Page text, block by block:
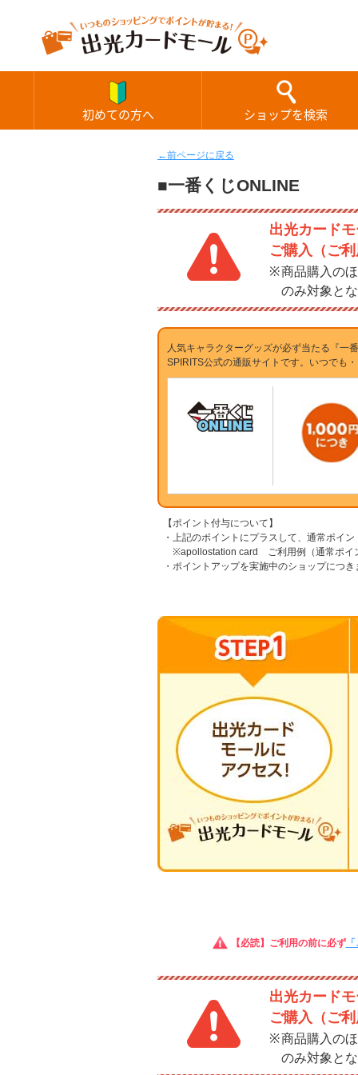
初めての方へ ショップを検索
←前ページに戻る
■一番くじONLINE
出光カード
ご購入（ご
商品購入の
のみ対象と
人気キャラクターグッズが必ず当たる『一
SPIRITS公式の通販サイトです。いつでも
【ポイント付与について】
・上記のポイントにプラスして、通常ポイ
※apollostation card ご利用例（通常ポイ
・ポイントアップを実施中のショップにつ
【必読】ご利用の前に必ず「
出光カード
ご購入（ご
商品購入の
のみ対象と